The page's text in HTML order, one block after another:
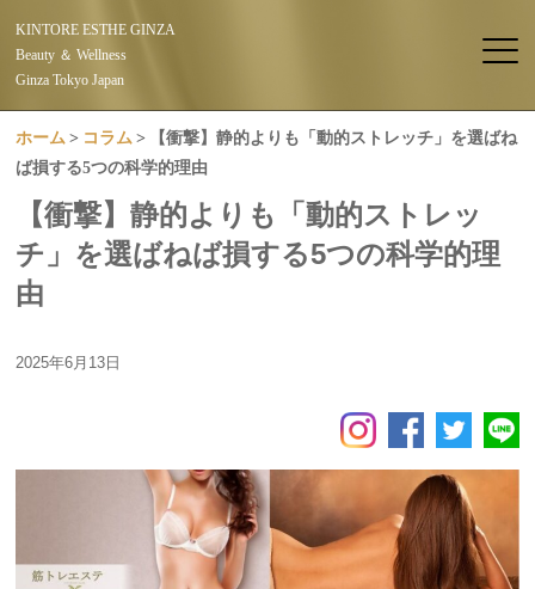
KINTORE ESTHE GINZA
Beauty ＆ Wellness
Ginza Tokyo Japan
ホーム コラム
【衝撃】静的よりも「動的ストレッチ」を選ばね
ば損する5つの科学的理由
【衝撃】静的よりも「動的ストレッ
チ」を選ばねば損する5つの科学的理
由
2025年6月13日